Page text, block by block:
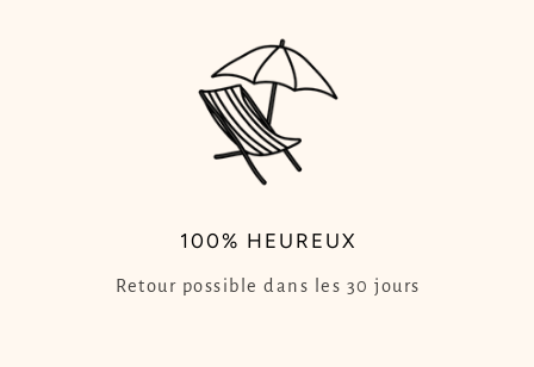
100% HEUREUX
Retour possible dans les 30 jours